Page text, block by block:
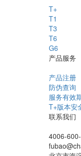
T+
T1
T3
T6
G6
产品服务
产品注册
防伪查询
服务有效
T+版本安
联系我们
4006-